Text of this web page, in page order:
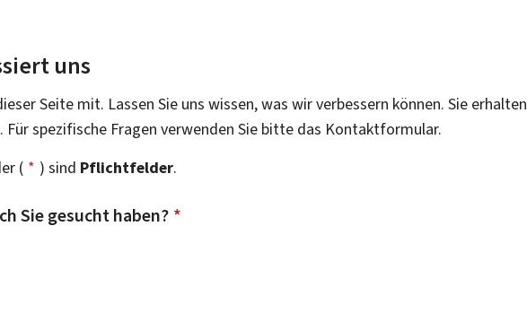
uns
Seite mit. Lassen Sie uns wissen, was wir verbessern können. Sie erhalten
spezifische Fragen verwenden Sie bitte das Kontaktformular.
( * ) sind Pflichtfelder.
Sie gesucht haben? *